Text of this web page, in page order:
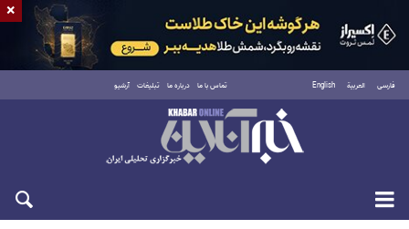
فارسی العربية English تماس با ما درباره ما تبلیغات آرشیو
جمعه ۱۶ مرداد ۱۴۰۵
×